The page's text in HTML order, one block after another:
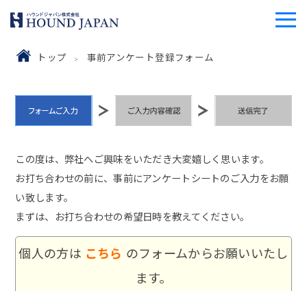
トップ 事前アンケート登録フォーム
この度は、弊社へご興味をいただき大変嬉しく思います。
お打ち合わせの前に、事前にアンケートシートのご入力をお願
い致します。
まずは、お打ち合わせの希望日時を教えてください。
個人の方は こちら のフォームからお願いいたし
ます。